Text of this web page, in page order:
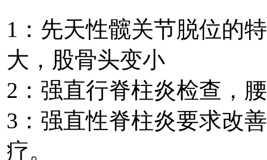
1：先天性髋关节脱位的
大，股骨头变小
2：强直行脊柱炎检查，
3：强直性脊柱炎要求改
疗。